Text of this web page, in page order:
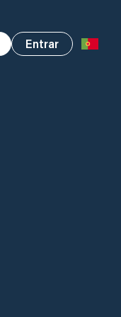
Entrar